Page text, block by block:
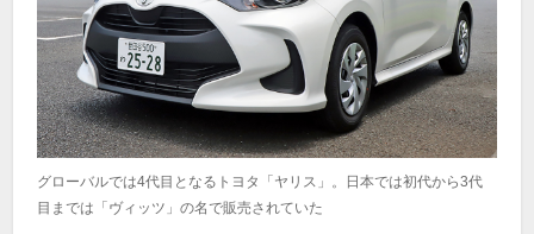
グローバルでは4代目となるトヨタ「ヤリス」。日本では初代から3代
目までは「ヴィッツ」の名で販売されていた